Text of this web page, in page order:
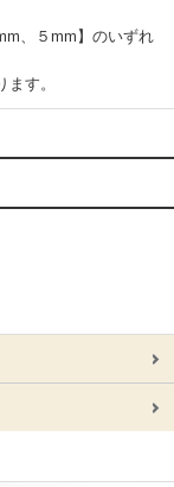
、５mm】のいずれ
す。